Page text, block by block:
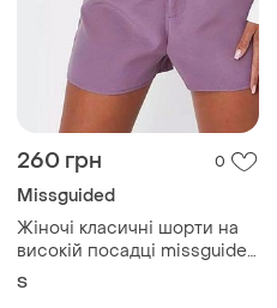
260 грн 0
Missguided
Жіночі класичні шорти на
високій посадці missguided
tall, бузковий s
S